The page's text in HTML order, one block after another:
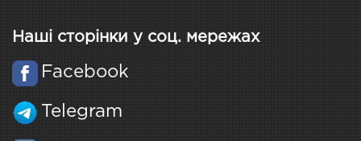
Наші сторінки у соц. мережах
Facebook
Telegram